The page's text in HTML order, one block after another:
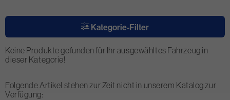
Kategorie-Filter
Keine Produkte gefunden für Ihr ausgewähltes Fahrzeug in
dieser Kategorie!
Folgende Artikel stehen zur Zeit nicht in unserem Katalog zur
Verfügung: